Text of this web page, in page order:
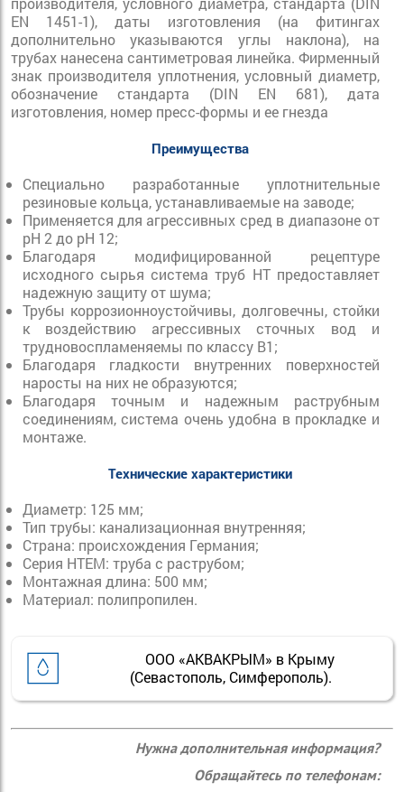
EN 1451-1), даты изготовления (на фитингах
дополнительно указываются углы наклона), на
трубах нанесена сантиметровая линейка. Фирменный
знак производителя уплотнения, условный диаметр,
обозначение стандарта (DIN EN 681), дата
изготовления, номер пресс-формы и ее гнезда
Преимущества
Специально разработанные уплотнительные
резиновые кольца, устанавливаемые на заводе;
Применяется для агрессивных сред в диапазоне от
pH 2 до pH 12;
Благодаря модифицированной рецептуре
исходного сырья система труб HT предоставляет
надежную защиту от шума;
Трубы коррозионноустойчивы, долговечны, стойки
к воздействию агрессивных сточных вод и
трудновоспламеняемы по классу B1;
Благодаря гладкости внутренних поверхностей
наросты на них не образуются;
Благодаря точным и надежным раструбным
соединениям, система очень удобна в прокладке и
монтаже.
Технические характеристики
Диаметр: 125 мм;
Тип трубы: канализационная внутренняя;
Страна: происхождения Германия;
Серия HTEM: труба с раструбом;
Монтажная длина: 500 мм;
Материал: полипропилен.
ООО «АКВАКРЫМ» в Крыму
(Севастополь, Симферополь).
Нужна дополнительная информация?
Обращайтесь по телефонам: